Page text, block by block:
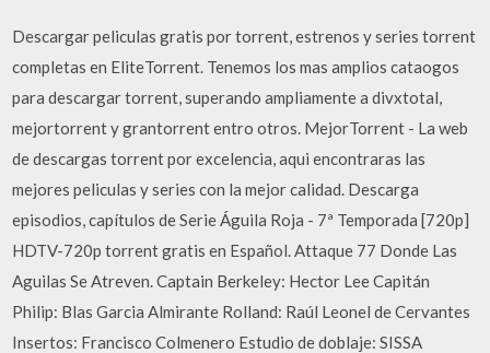
Descargar peliculas gratis por torrent, estrenos y series torrent
completas en EliteTorrent. Tenemos los mas amplios cataogos
para descargar torrent, superando ampliamente a divxtotal,
mejortorrent y grantorrent entro otros. MejorTorrent - La web
de descargas torrent por excelencia, aqui encontraras las
mejores peliculas y series con la mejor calidad. Descarga
episodios, capítulos de Serie Águila Roja - 7ª Temporada [720p]
HDTV-720p torrent gratis en Español. Attaque 77 Donde Las
Aguilas Se Atreven. Captain Berkeley: Hector Lee Capitán
Philip: Blas Garcia Almirante Rolland: Raúl Leonel de Cervantes
Insertos: Francisco Colmenero Estudio de doblaje: SISSA